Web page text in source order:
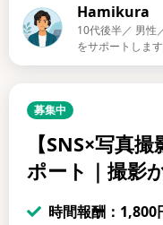
Hamikura
10代後半／ 男性
をサポートします
募集中
【SNS×写真
ポート｜撮影
時間報酬：1,800